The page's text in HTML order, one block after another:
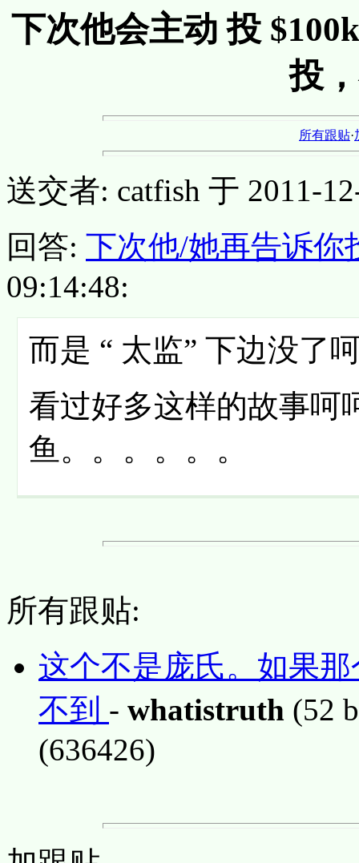
下次他会主动 投
投
所有跟贴·
送交者: catfish 于 2011-
回答: 下次他/她再告诉你
09:14:48:
而是 “ 太监” 下边没了
看过好多这样的故事呵
鱼。。。。。。
所有跟贴:
这个不是庞氏。如果
不到 - whatistruth (52
(636426)